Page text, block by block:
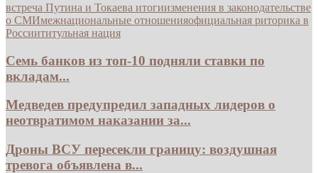
встреча Путина и Токаева итогиизменения в законодательстве
о СМИмежнациональные отношенияофициальная риторика в
Россиититульная нация
Семь банков из топ-10 подняли ставки по
вкладам...
Медведев предупредил западных лидеров о
неотвратимом наказании за...
Дроны ВСУ пересекли границу: воздушная
тревога объявлена в...